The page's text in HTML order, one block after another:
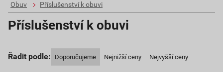
Obuv
Příslušenství k obuvi
Příslušenství k obuvi
Řadit podle: Doporučujeme Nejnižší ceny Nejvyšší ceny